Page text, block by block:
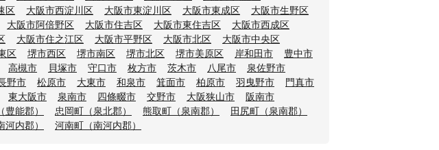
区 大阪市西淀川区 大阪市東淀川区 大阪市東成区
大阪市生野区
大阪市阿倍野区 大阪市住吉区 大阪市東住吉区
大阪市西成区
大阪市住之江区 大阪市平野区 大阪市北区
大阪市中央区
区 堺市西区 堺市南区 堺市北区 堺市美原区 岸和田市
豊中市
高槻市 貝塚市 守口市 枚方市 茨木市 八尾市
泉佐野市
野市 松原市 大東市 和泉市 箕面市 柏原市 羽曳野市
門真市
東大阪市 泉南市 四條畷市 交野市 大阪狭山市
阪南市
豊能郡） 忠岡町（泉北郡） 熊取町（泉南郡）
田尻町（泉南郡）
河内郡） 河南町（南河内郡）